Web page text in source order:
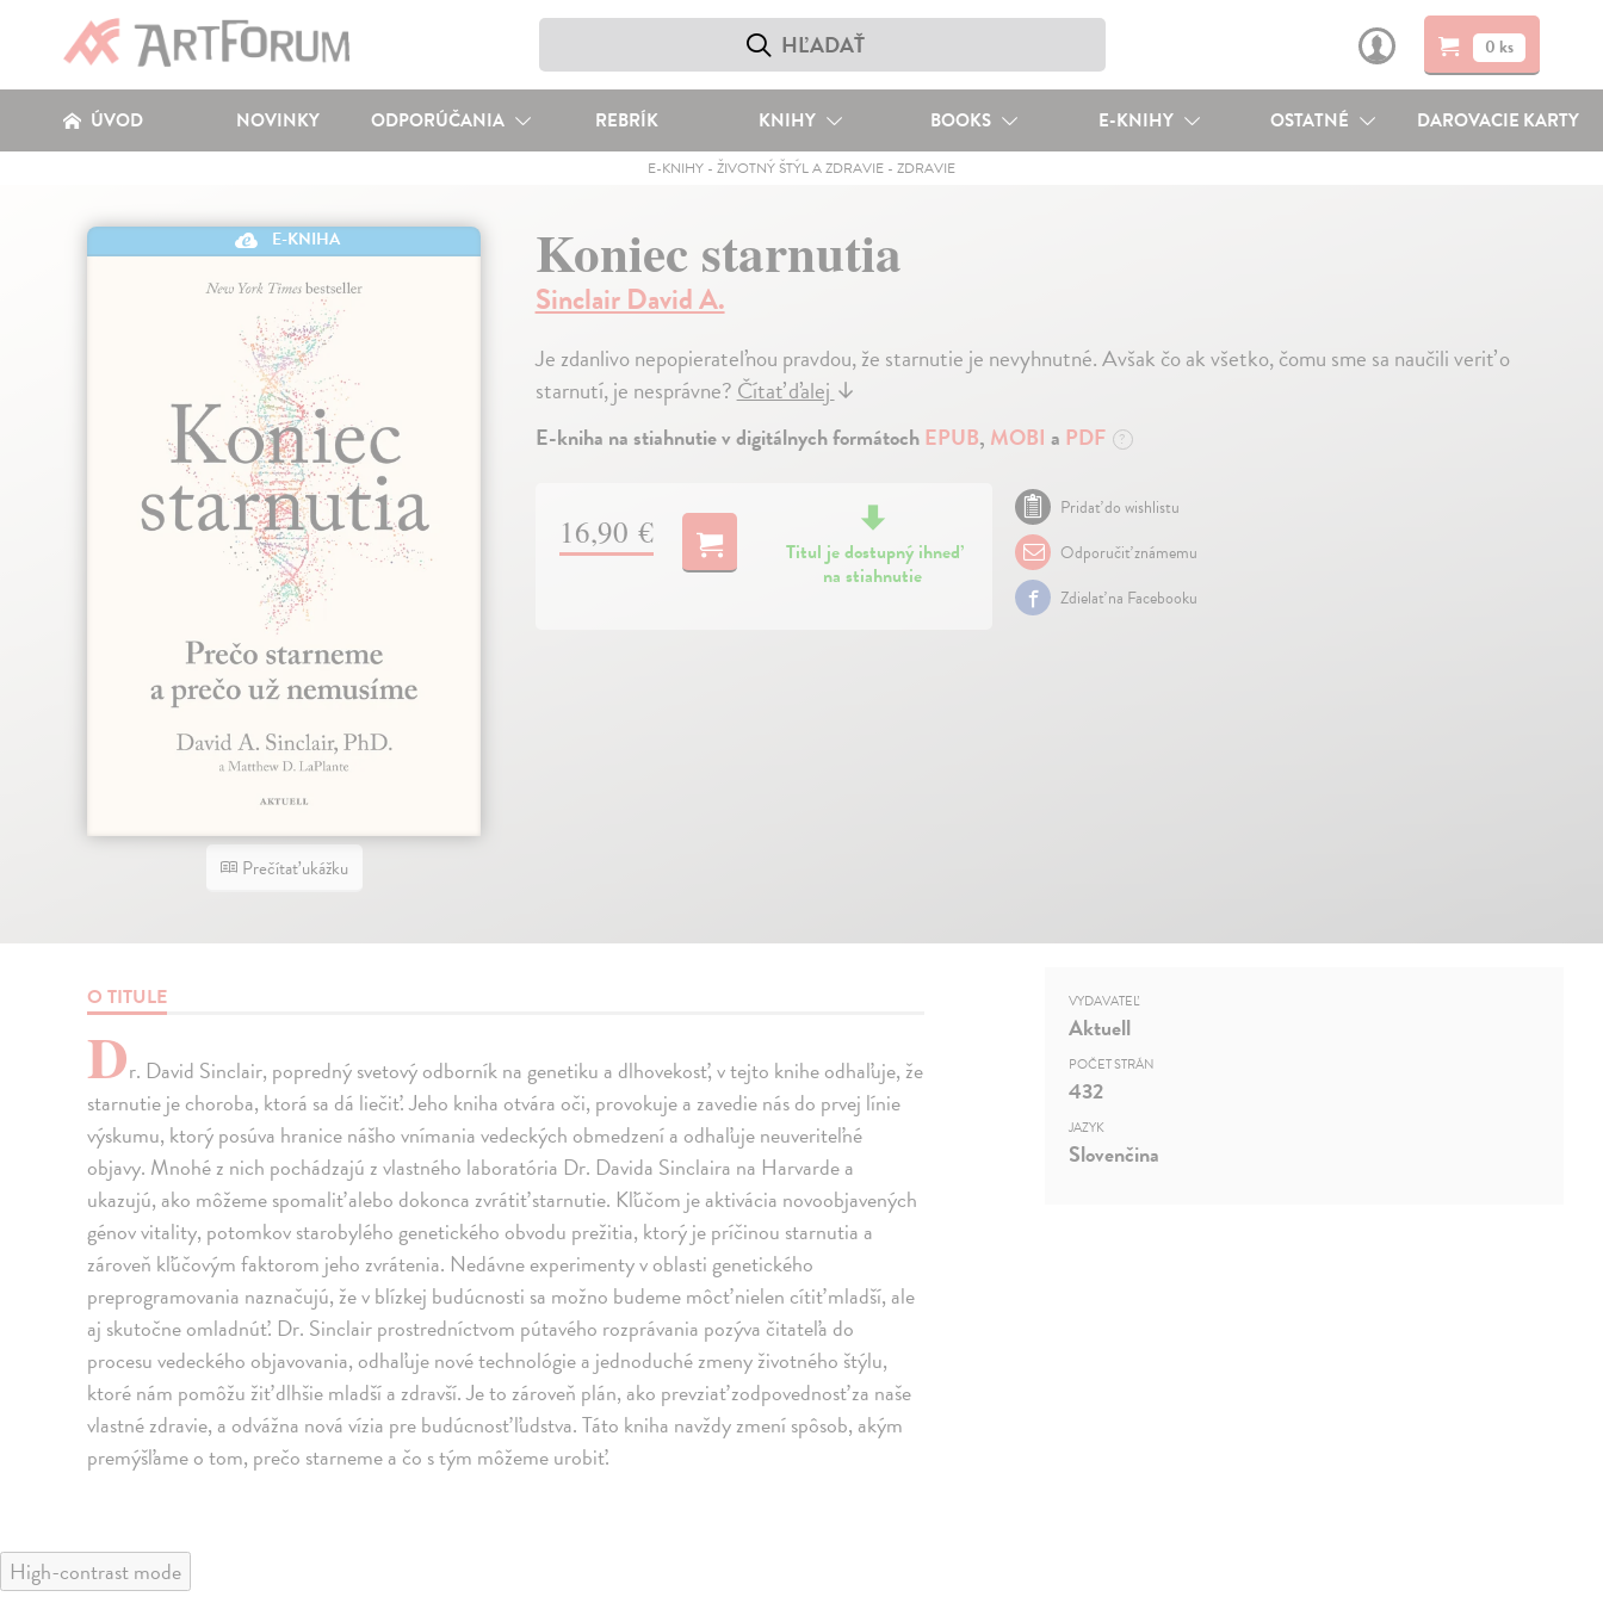
0 ks
ÚVOD NOVINKY ODPORÚČANIA REBRÍK KNIHY BOOKS E-KNIHY OSTATNÉ DAROVACIE KARTY
E-KNIHY- ŽIVOTNÝ ŠTÝL A ZDRAVIE- ZDRAVIE
E-KNIHA
Prečítať ukážku
Koniec starnutia
Sinclair David A.
Je zdanlivo nepopierateľnou pravdou, že starnutie je nevyhnutné. Avšak čo ak všetko, čomu sme sa naučili veriť o
starnutí, je nesprávne?Čítať ďalej↓
E-kniha na stiahnutie v digitálnych formátochEPUB, MOBI a PDF ?
16,90 €
Titul je dostupný ihneď
na stiahnutie
Pridať do wishlistu
Odporučiť známemu
Zdielať na Facebooku
O TITULE
Dr. David Sinclair, popredný svetový odborník na genetiku a dlhovekosť, v tejto knihe odhaľuje, že
starnutie je choroba, ktorá sa dá liečiť. Jeho kniha otvára oči, provokuje a zavedie nás do prvej línie
výskumu, ktorý posúva hranice nášho vnímania vedeckých obmedzení a odhaľuje neuveriteľné
objavy. Mnohé z nich pochádzajú z vlastného laboratória Dr. Davida Sinclaira na Harvarde a
ukazujú, ako môžeme spomaliť alebo dokonca zvrátiť starnutie. Kľúčom je aktivácia novoobjavených
génov vitality, potomkov starobylého genetického obvodu prežitia, ktorý je príčinou starnutia a
zároveň kľúčovým faktorom jeho zvrátenia. Nedávne experimenty v oblasti genetického
preprogramovania naznačujú, že v blízkej budúcnosti sa možno budeme môcť nielen cítiť mladší, ale
aj skutočne omladnúť. Dr. Sinclair prostredníctvom pútavého rozprávania pozýva čitateľa do
procesu vedeckého objavovania, odhaľuje nové technológie a jednoduché zmeny životného štýlu,
ktoré nám pomôžu žiť dlhšie mladší a zdravší. Je to zároveň plán, ako prevziať zodpovednosť za naše
vlastné zdravie, a odvážna nová vízia pre budúcnosť ľudstva. Táto kniha navždy zmení spôsob, akým
premýšľame o tom, prečo starneme a čo s tým môžeme urobiť.
VYDAVATEĽ
Aktuell
POČET STRÁN
432
JAZYK
Slovenčina
High-contrast mode